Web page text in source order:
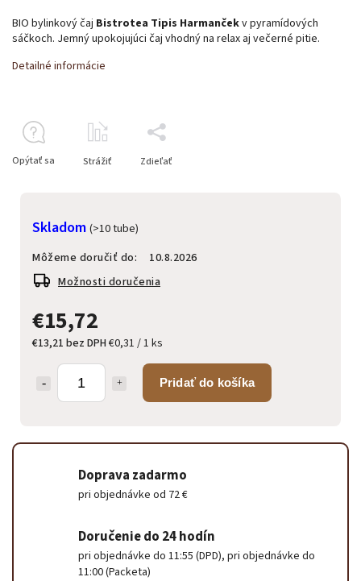
€15,72
€13,21 bez DPH€0,31 / 1 ks
Pridať do košíka
Skladom (>10 tube)
Môžeme doručiť do:
10.8.2026
Možnosti doručenia
BIO bylinkový čaj Bistrotea Tipis Harmančekv pyramídových
sáčkoch. Jemný upokojujúci čaj vhodný na relax aj večerné pitie.
Detailné informácie
Opýtať sa Strážiť Zdieľať
Doprava zadarmo
pri objednávke od 72 €
Doručenie do 24 hodín
pri objednávke do 11:55 (DPD), pri objednávke do
11:00 (Packeta)